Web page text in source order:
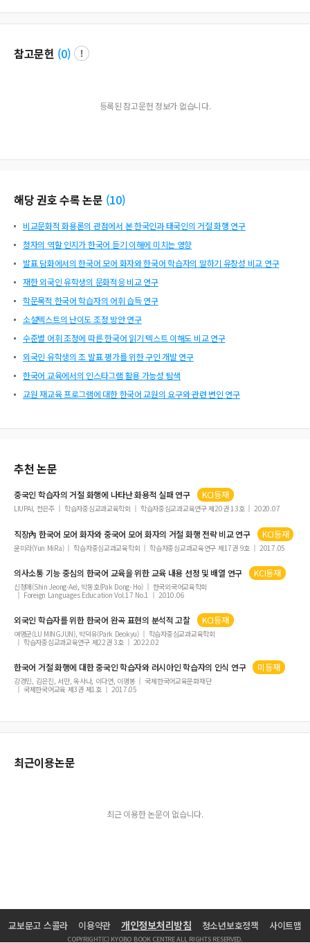
참고문헌 (0)
등록된 참고문헌 정보가 없습니다.
해당 권호 수록 논문 (10)
비교문화적 화용론의 관점에서 본 한국인과 태국인의 거절 화행 연구
청자의 역할 인지가 한국어 듣기 이해에 미치는 영향
발표 담화에서의 한국어 모어 화자와 한국어 학습자의 말하기 유창성 비교 연구
재한 외국인 유학생의 문화적응 비교 연구
학문목적 한국어 학습자의 어휘 습득 연구
소설텍스트의 난이도 조정 방안 연구
수준별 어휘 조정에 따른 한국어 읽기 텍스트 이해도 비교 연구
외국인 유학생의 조 발표 평가를 위한 구인 개발 연구
한국어 교육에서의 인스타그램 활용 가능성 탐색
교원 재교육 프로그램에 대한 한국어 교원의 요구와 관련 변인 연구
추천 논문
중국인 학습자의거절 화행에 나타난 화용적 실패 연구 KCI등재
LIUPAI, 전은주 학습자중심교과교육학회 학습자중심교과교육연구 제20권 13호 2020.07
직장內 한국어 모어 화자와 중국어 모어 화자의 거절 화행 전략 비교 연구 KCI등재
윤미라(Yun MiRa) 학습자중심교과교육학회 학습자중심교과교육연구 제17권 9호 2017.05
의사소통 기능 중심의 한국어 교육을 위한 교육 내용 선정 및 배열 연구 KCI등재
신정애(Shin Jeong-Ae), 박동호(Pak Dong- Ho)
한국외국어교육학회
Foreign Languages Education Vol.17 No.1
2010.06
외국인 학습자를 위한 한국어 완곡 표현의 분석적 고찰 KCI등재
여명군(LU MINGJUN), 박덕유(Park Deokyu)
학습자중심교과교육학회
학습자중심교과교육연구 제22권 3호
2022.02
한국어 거절화행에 대한 중국인 학습자와 러시아인 학습자의 인식 연구 미등재
강경민, 김은진, 서만, 옥사나, 이다연, 이명봉
국제한국어교육문화재단
국제한국어교육 제3권 제1호
2017.05
최근이용논문
최근 이용한 논문이 없습니다.
교보문고 스콜라 이용약관 개인정보처리방침 청소년보호정책 사이트맵
COPYRIGHT(C) KYOBO BOOK CENTRE ALL RIGHTS RESERVED.